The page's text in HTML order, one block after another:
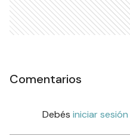
Comentarios
Debés iniciar sesión